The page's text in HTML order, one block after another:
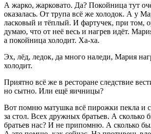
А жарко, жарковато. Да? Покойница тут
оказалась. От трупа всё же холодок. А у
ласковый и тёплый. И фартучек, при том,
думаю, что от неё весь и нагрев идёт.
а покойница холодит. Ха-ха.
Эх, лёд, ледок, да много наледи, Мария
холодит.
Приятно всё же в ресторане следствие
но сытно. Или ещё яичницы?
Вот помню матушка всё пирожки пекла и
за стол. Всех дружных братьев. А сколько
братьев нас? И не припомню. А сколько